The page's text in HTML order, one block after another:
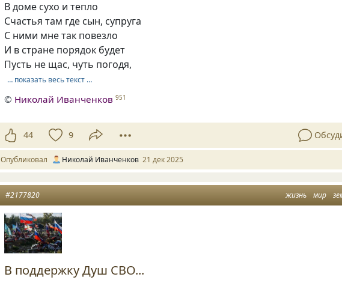
В доме сухо и тепло
Счастья там где сын, супруга
С ними мне так повезло
И в стране порядок будет
Пусть не щас, чуть погодя,
… показать весь текст …
© Николай Иванченков 951
44 9
Опубликовал Николай Иванченков 21 дек 2025
жизнь мир
#2177820
В поддержку Душ СВО...